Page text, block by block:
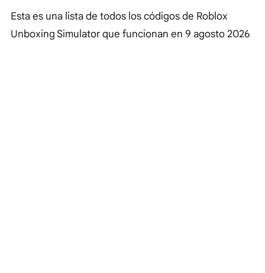
Esta es una lista de todos los códigos de Roblox
Unboxing Simulator que funcionan en 9 agosto 2026